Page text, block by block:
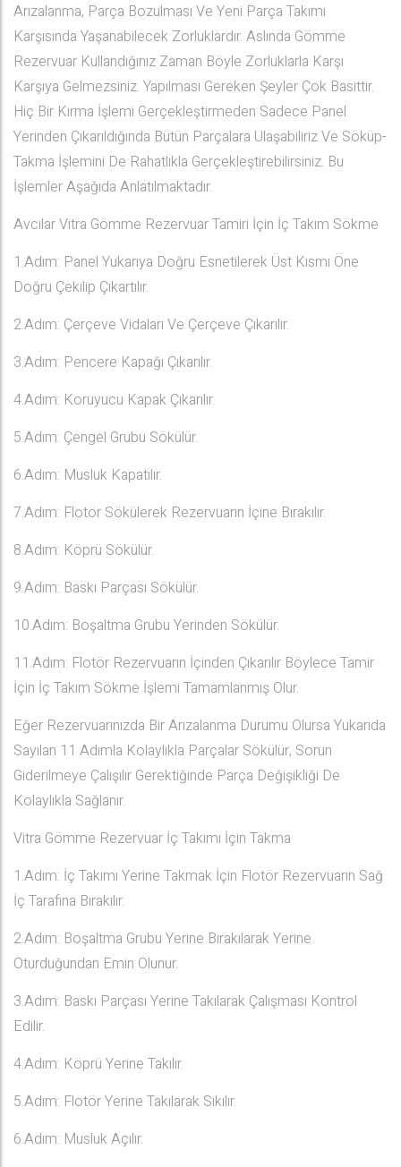
Arızalanma, Parça Bozulması Ve Yeni Parça Takımı
Karşısında Yaşanabilecek Zorluklardır. Aslında Gömme
Rezervuar Kullandığınız Zaman Böyle Zorluklarla Karşı
Karşıya Gelmezsiniz. Yapılması Gereken Şeyler Çok Basittir.
Hiç Bir Kırma İşlemi Gerçekleştirmeden Sadece Panel
Yerinden Çıkarıldığında Bütün Parçalara Ulaşabiliriz Ve Söküp-
Takma İşlemini De Rahatlıkla Gerçekleştirebilirsiniz. Bu
İşlemler Aşağıda Anlatılmaktadır.
Avcılar Vitra Gömme Rezervuar Tamiri İçin İç Takım Sökme
1.Adım: Panel Yukarıya Doğru Esnetilerek Üst Kısmı Öne
Doğru Çekilip Çıkartılır.
2.Adım: Çerçeve Vidaları Ve Çerçeve Çıkarılır.
3.Adım: Pencere Kapağı Çıkarılır.
4.Adım: Koruyucu Kapak Çıkarılır.
5.Adım: Çengel Grubu Sökülür.
6.Adım: Musluk Kapatılır.
7.Adım: Flotör Sökülerek Rezervuarın İçine Bırakılır.
8.Adım: Köprü Sökülür.
9.Adım: Baskı Parçası Sökülür.
10.Adım: Boşaltma Grubu Yerinden Sökülür.
11.Adım: Flotör Rezervuarın İçinden Çıkarılır Böylece Tamir
İçin İç Takım Sökme İşlemi Tamamlanmış Olur.
Eğer Rezervuarınızda Bir Arızalanma Durumu Olursa Yukarıda
Sayılan 11 Adımla Kolaylıkla Parçalar Sökülür, Sorun
Giderilmeye Çalışılır Gerektiğinde Parça Değişikliği De
Kolaylıkla Sağlanır.
Vitra Gömme Rezervuar İç Takımı İçin Takma
1.Adım: İç Takımı Yerine Takmak İçin Flotör Rezervuarın Sağ
İç Tarafına Bırakılır.
2.Adım: Boşaltma Grubu Yerine Bırakılarak Yerine
Oturduğundan Emin Olunur.
3.Adım: Baskı Parçası Yerine Takılarak Çalışması Kontrol
Edilir.
4.Adım: Köprü Yerine Takılır.
5.Adım: Flotör Yerine Takılarak Sıkılır.
6.Adım: Musluk Açılır.